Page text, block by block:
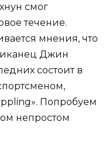
смог
течение.
мнения, что
Джин
состоит в
Попробуем
непростом